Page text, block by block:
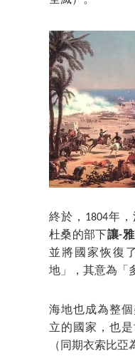
終於，1804年
杜桑的部下讓-
並將國家恢復
地」，其意為「
海地也成為整
立的國家，也
（同期衣索比亞